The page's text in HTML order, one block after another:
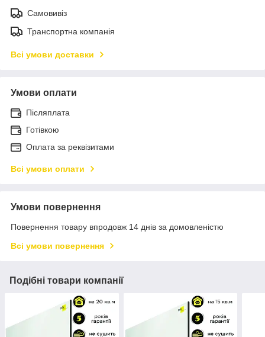
Самовивіз
Транспортна компанія
Всі умови доставки
Умови оплати
Післяплата
Готівкою
Оплата за реквізитами
Всі умови оплати
Умови повернення
Повернення товару впродовж 14 днів за домовленістю
Всі умови повернення
Подібні товари компанії